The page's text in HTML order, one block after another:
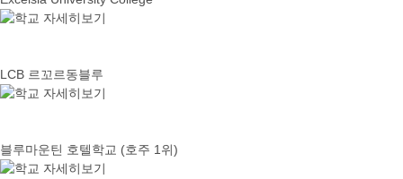
LCB 르꼬르동블루
블루마운틴 호텔학교 (호주 1위)